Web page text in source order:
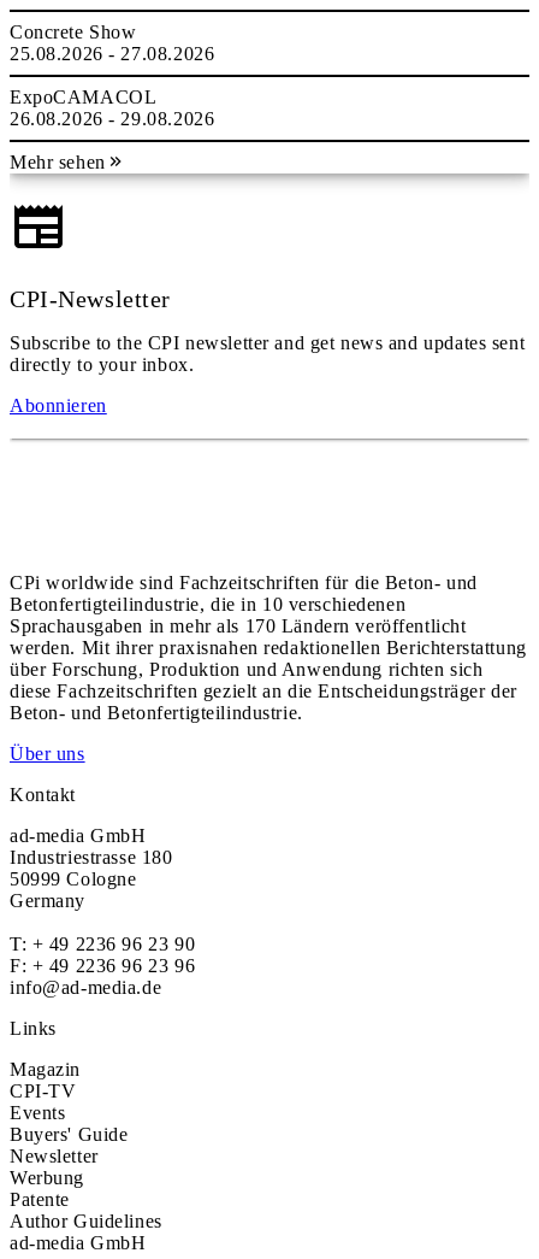
Concrete Show
25.08.2026 - 27.08.2026
ExpoCAMACOL
26.08.2026 - 29.08.2026
Mehr sehen
CPI-Newsletter
Subscribe to the CPI newsletter and get news and updates sent
directly to your inbox.
Abonnieren
CPi worldwide sind Fachzeitschriften für die Beton- und
Betonfertigteilindustrie, die in 10 verschiedenen
Sprachausgaben in mehr als 170 Ländern veröffentlicht
werden. Mit ihrer praxisnahen redaktionellen Berichterstattung
über Forschung, Produktion und Anwendung richten sich
diese Fachzeitschriften gezielt an die Entscheidungsträger der
Beton- und Betonfertigteilindustrie.
Über uns
Kontakt
ad-media GmbH
Industriestrasse 180
50999 Cologne
Germany
T: + 49 2236 96 23 90
F: + 49 2236 96 23 96
info@ad-media.de
Links
Magazin
CPI-TV
Events
Buyers' Guide
Newsletter
Werbung
Patente
Author Guidelines
ad-media GmbH